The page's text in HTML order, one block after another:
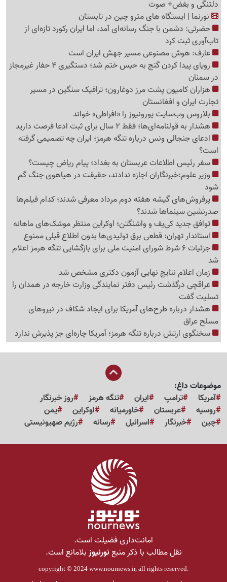
دلتنگی و بغض+ صوت
نورنما | ایستگاه های مترو چین در تابستان
حضرتی: دشمن با جنگ رسانه‌ای آمد، اما ایران رکورد تازه‌ای از
تاب‌آوری ثبت کرد
عارف: هوش مصنوعی مسیر جهش ایران است
رویای پیدا کردن گنج به حبس ختم شد؛ دستگیری 4 حفار غیرمجاز
در سمنان
هزاران کامیون پشت مرز دوغارون؛ ترافیک سنگین در مسیر
تجارت ایران و افغانستان
بلاروس وب‌سایت یورونیوز را «افراطی» خواند
هشدار به قولنامه‌ای‌ها؛ فقط 2 سال برای ثبت ادعا فرصت دارید
ادعای جنجالی ونس درباره تنگه هرمز؛ ایران چه تصمیمی گرفته
است؟
سفر رئیس اطلاعات عربستان به بغداد؛ پیام ریاض چیست؟
وزیر علوم:خبرنگاران اجازه ندادند، حقیقت در هیاهوی جنگ گم
شود
پرفروش‌های گیشه هفته دوم مرداد معرفی شدند؛ کدام فیلم‌ها
صدرنشین سینماها شدند؟
توافق جدید کی‌یف و واشنگتن؛ اوکراین منتظر موشک‌های ماهانه
استاندار تهران: قطعی برق تولیدی‌ها بدون اطلاع قبلی ممنوع
جزئیات 6 شرط شورای امنیت ملی برای بازگشایی تنگه هرمز اعلام
شد
زمان اعلام نتایج نهایی آزمون دکتری مشخص شد
عراقچی درگذشت رئیس دفتر نمایندگی وزارت خارجه در همدان را
تسلیت گفت
هشدار درباره طرح‌های آمریکا برای ایجاد شکاف در نیروهای
مسلح عراق
سخنگوی ارتش درباره تنگه هرمز؛ آمریکا چاره‌ای جز پذیرش ندارد
موضوعات داغ:
آمریکا
ترامپ ایران تنگه هرمز
روز خبرنگار
روسیه
عربستان خاورمیانه اوکراین
یمن
چین
خبرنگار اسرائیل رسانه رژیم صهیونیستی
امانت‌داری فضیلت است.
نقل مطالب با ذکر منبعنورنیوزبلامانع است.
copyright © 2024 www.nournews.ir, all rights reserved.